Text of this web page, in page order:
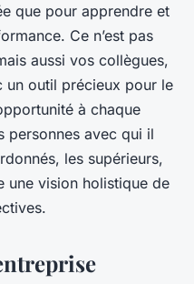
que pour apprendre et
Ce n’est pas
aussi vos collègues,
un outil précieux pour le
à chaque
personnes avec qui il
les supérieurs,
une vision holistique de